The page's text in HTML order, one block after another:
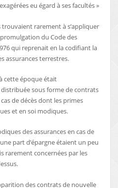
eu égard à ses facultés »
trouvaient rarement à s’appliquer
promulgation du Code des
qui reprenait en la codifiant la
assurances terrestres.
cette époque était
sous forme de contrats
cas de décès dont les primes
et en soi modiques.
des assurances en cas de
part d’épargne étaient un peu
rarement concernées par les
des contrats de nouvelle